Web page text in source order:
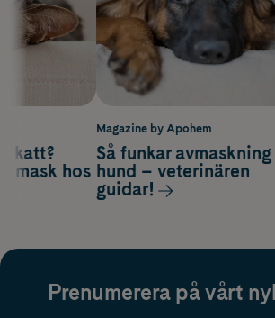
katt?
mask hos
Magazine by Apohem
Så funkar
hund – veterinären
guidar!
Prenumerera på vårt